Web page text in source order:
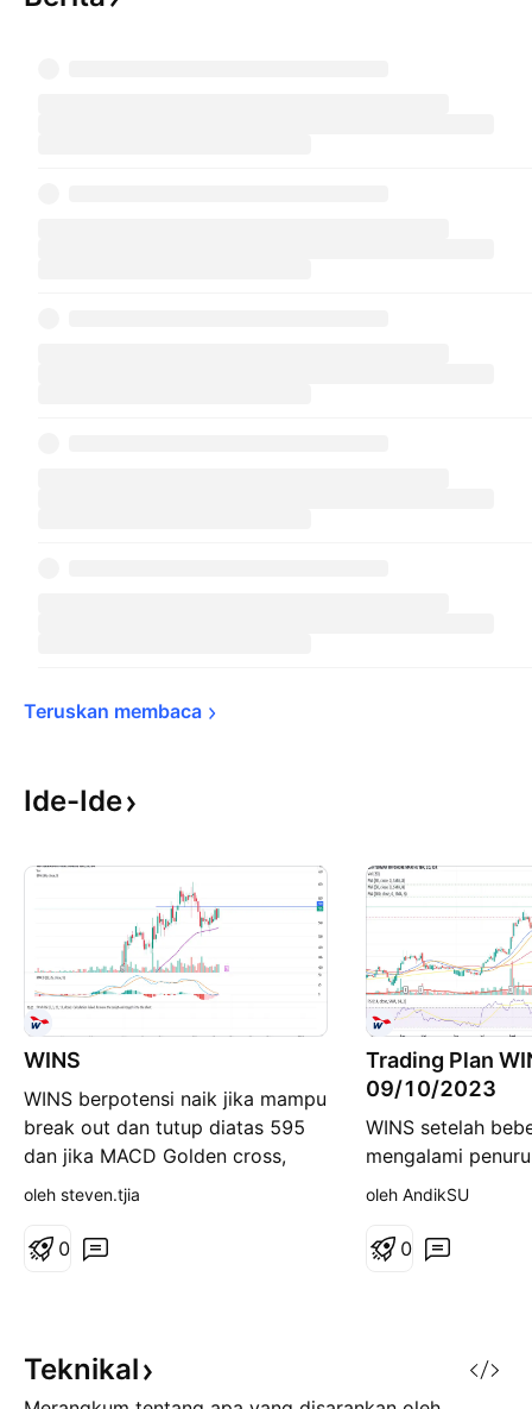
Teruskan membaca
Ide-Ide
WINS
WINS berpotensi naik jika mampu
break out dan tutup diatas 595
dan jika MACD Golden cross,
bisa berpotensi lanjut naik
Membeli atau menjual. Keputusan
oleh steven.tjia
0
Trading Plan
09/10/2023
WINS setelah
mengalami
perdagangan
Apabila mampu
area 595 atau di
oleh AndikSU
0
Teknikal